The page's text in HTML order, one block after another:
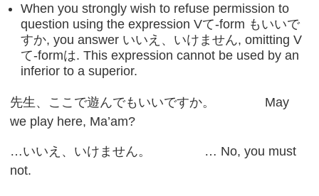
When you strongly wish to refuse permission to
question using the expression Vて-form もいいで
すか, you answer いいえ、いけません, omitting V
て-formは. This expression cannot be used by an
inferior to a superior.
先生、ここで遊んでもいいですか。 May
we play here, Ma’am?
…いいえ、いけません。 … No, you must
not.